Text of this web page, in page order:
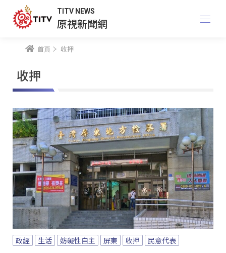
TITV NEWS
原視新聞網
首頁 收押
收押
政經 生活 妨礙性自主 屏東 收押 民意代表